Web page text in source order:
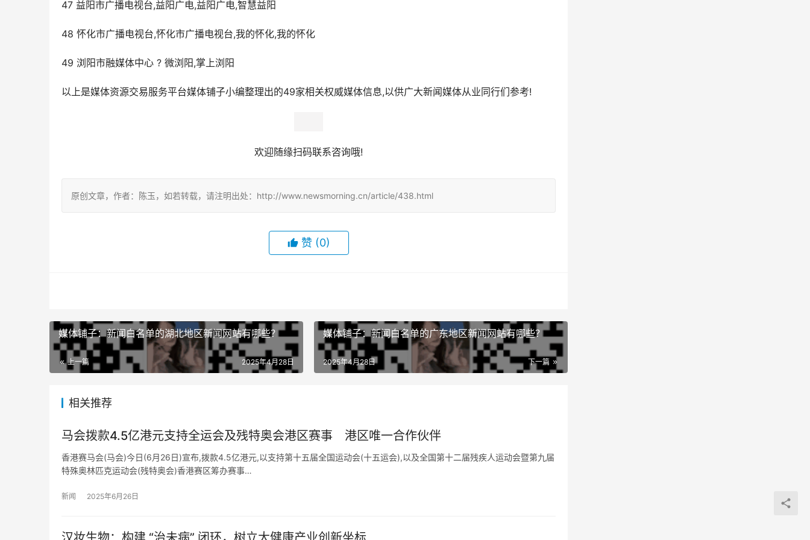
47 益阳市广播电视台,益阳广电,益阳广电,智慧益阳
48 怀化市广播电视台,怀化市广播电视台,我的怀化,我的怀化
49 浏阳市融媒体中心 ? 微浏阳,掌上浏阳
以上是媒体资源交易服务平台媒体铺子小编整理出的49家相关权威媒体信息,以供广大新闻媒体从业同行们参考!
欢迎随缘扫码联系咨询哦!
原创文章，作者：陈玉，如若转载，请注明出处：http://www.newsmorning.cn/article/438.html
赞 (0)
媒体铺子：新闻白名单的湖北地区新闻网站有哪些？
上一篇 2025年4月28日
媒体铺子：新闻白名单的广东地区新闻网站有哪些？
下一篇
2025年4月28日
相关推荐
马会拨款4.5亿港元支持全运会及残特奥会港区赛事 港区唯一合作伙伴
香港赛马会(马会)今日(6月26日)宣布,拨款4.5亿港元,以支持第十五届全国运动会(十五运会),以及全国第十二届残疾人运动会暨第九届
特殊奥林匹克运动会(残特奥会)香港赛区筹办赛事…
新闻 2025年6月26日